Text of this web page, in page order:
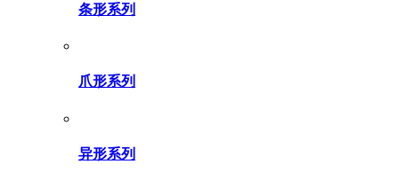
条形系列
爪形系列
异形系列